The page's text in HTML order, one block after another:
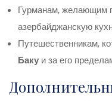
Гурманам, желающим
азербайджанскую
Путешественникам,
Баку и за его